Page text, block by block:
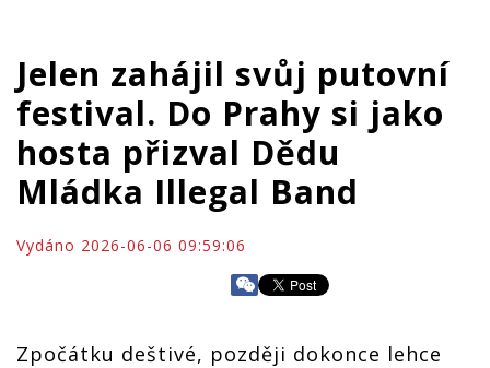
Jelen zahájil svůj putovní
festival. Do Prahy si jako
hosta přizval Dědu
Mládka Illegal Band
Vydáno 2026-06-06 09:59:06
Zpočátku deštivé, později dokonce lehce